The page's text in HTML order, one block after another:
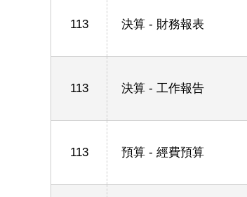
113 決算 - 財務報表
113 決算 - 工作報告
113 預算 - 經費預算